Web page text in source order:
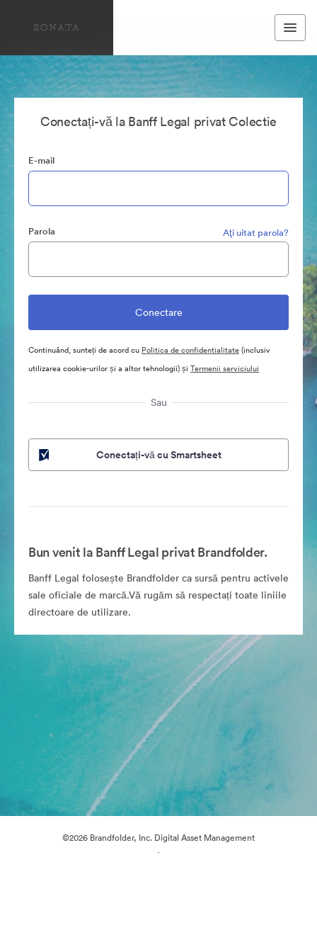
Conectați-vă la Banff Legal privat Colectie
E-mail
Parola Aţi uitat parola?
Continuând, sunteți de acord cu Politica de confidentialitate(inclusiv
utilizarea cookie-urilor și a altor tehnologii) și Termenii serviciului
Sau
Conectați-vă cu Smartsheet
Bun venit la Banff Legal privat Brandfolder.
Banff Legal folosește Brandfolder ca sursă pentru activele
sale oficiale de marcă.Vă rugăm să respectați toate liniile
directoare de utilizare.
©2026 Brandfolder, Inc. Digital Asset Management
·